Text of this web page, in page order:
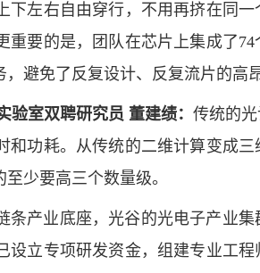
左右自由穿行，不用再挤在同
要的是，团队在芯片上集成了
避免了反复设计、反复流片的高
室双聘研究员 董建绩： 传统的
功耗。从传统的二维计算变成
少要高三个数量级。
条产业底座，光谷的光电子产业
立专项研发资金，组建专业工